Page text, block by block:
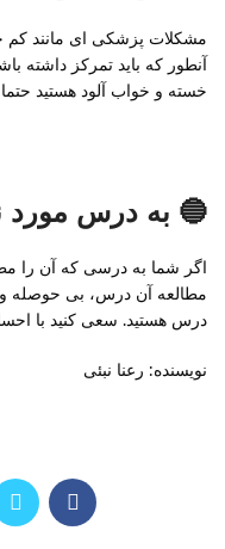
مشکلات پزشکی ای مانند کم
آنطور که باید تمرکز داشته
خسته و خواب آلود هستید
🔵 به درس مورد
اگر شما به درسی که آن را
مطالعه آن درس، بی حوصله و
درس هستید. سعی کنید با
نویسنده: رعنا نبئی